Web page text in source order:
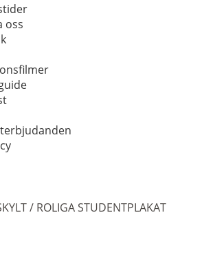
oss
/ ROLIGA STUDENTPLAKAT